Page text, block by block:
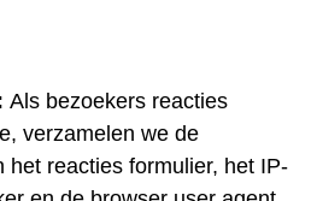
Als bezoekers reacties
verzamelen we de
het reacties formulier, het IP-